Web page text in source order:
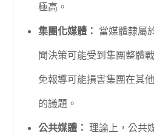
極高。
集團化媒體： 當媒體隸屬
聞決策可能受到集團整體
免報導可能損害集團在其
的議題。
公共媒體： 理論上，公共